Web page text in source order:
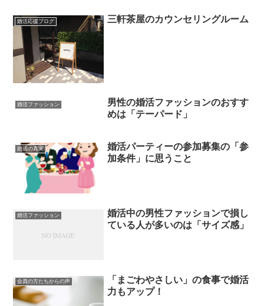
婚活応援ブログ 三軒茶屋のカウンセリングルーム
婚活ファッション
男性の婚活ファッションのおすす
めは「テーパード」
婚活の真実
婚活パーティーの参加募集の「参
加条件」に思うこと
婚活ファッション
婚活中の男性ファッションで損し
ている人が多いのは「サイズ感」
会員の方たちからの声
「まごわやさしい」の食事で婚活
力もアップ！